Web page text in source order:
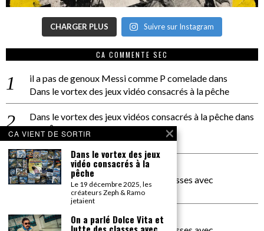
CHARGER PLUS Suivre sur Instagram
CA COMMENTE SEC
il a pas de genoux Messi comme P comeladedans
Dans le vortex des jeux vidéo consacrés à la pêche
Dans le vortex des jeux vidéos consacrés à la pêchedans
PACÔME THIELLEMENT
La séance d’Hip Gnose
La Patrie
dans
On a parlé Dolce Vita et lutte des classes avec
Bernardino Femminielli
carte noire negra à l'o tiededans
CA VIENT DE SORTIR
Dans le vortex des jeux
vidéo consacrés à la
pêche
Le 19 décembre 2025, les
créateurs Zeph & Ramo
jetaient
On a parlé Dolce Vita et